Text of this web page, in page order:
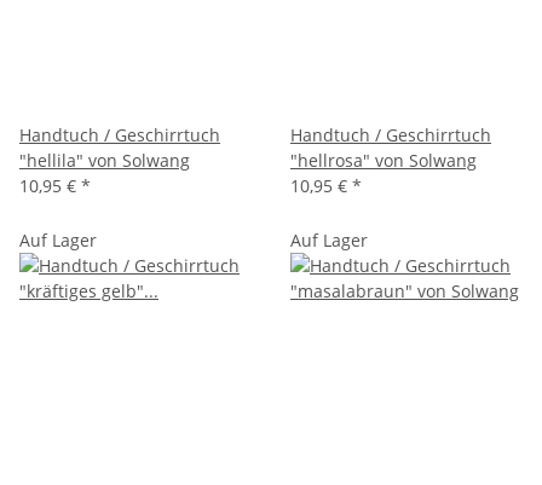
Handtuch / Geschirrtuch
"hellila" von Solwang
10,95 € *
Handtuch / Geschirrtuch
"hellrosa" von Solwang
10,95 € *
Auf Lager Auf Lager